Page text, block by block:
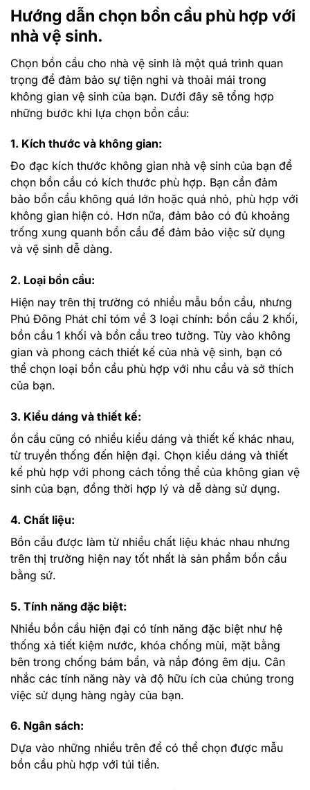
Hướng dẫn chọn bồn cầu phù hợp với
nhà vệ sinh.
Chọn bồn cầu cho nhà vệ sinh là một quá trình quan
trọng để đảm bảo sự tiện nghi và thoải mái trong
không gian vệ sinh của bạn. Dưới đây sẽ tổng hợp
những bước khi lựa chọn bồn cầu:
1. Kích thước và không gian:
Đo đạc kích thước không gian nhà vệ sinh của bạn để
chọn bồn cầu có kích thước phù hợp. Bạn cần đảm
bảo bồn cầu không quá lớn hoặc quá nhỏ, phù hợp với
không gian hiện có. Hơn nữa, đảm bảo có đủ khoảng
trống xung quanh bồn cầu để đảm bảo việc sử dụng
và vệ sinh dễ dàng.
2. Loại bồn cầu:
Hiện nay trên thị trường có nhiều mẫu bồn cầu, nhưng
Phú Đông Phát chỉ tóm về 3 loại chính: bồn cầu 2 khối,
bồn cầu 1 khối và bồn cầu treo tường. Tùy vào không
gian và phong cách thiết kế của nhà vệ sinh, bạn có
thể chọn loại bồn cầu phù hợp với nhu cầu và sở thích
của bạn.
3. Kiểu dáng và thiết kế:
ồn cầu cũng có nhiều kiểu dáng và thiết kế khác nhau,
từ truyền thống đến hiện đại. Chọn kiểu dáng và thiết
kế phù hợp với phong cách tổng thể của không gian vệ
sinh của bạn, đồng thời hợp lý và dễ dàng sử dụng.
4. Chất liệu:
Bồn cầu được làm từ nhiều chất liệu khác nhau nhưng
trên thị trường hiện nay tốt nhất là sản phẩm bồn cầu
bằng sứ.
5. Tính năng đặc biệt:
Nhiều bồn cầu hiện đại có tính năng đặc biệt như hệ
thống xả tiết kiệm nước, khóa chống mùi, mặt bằng
bên trong chống bám bẩn, và nắp đóng êm dịu. Cân
nhắc các tính năng này và độ hữu ích của chúng trong
việc sử dụng hàng ngày của bạn.
6. Ngân sách:
Dựa vào những nhiều trên để có thể chọn được mẫu
bồn cầu phù hợp với túi tiền.